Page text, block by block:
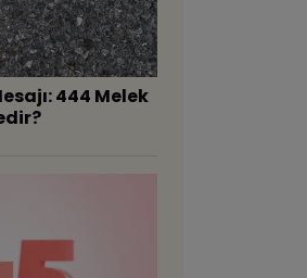
444 Melek